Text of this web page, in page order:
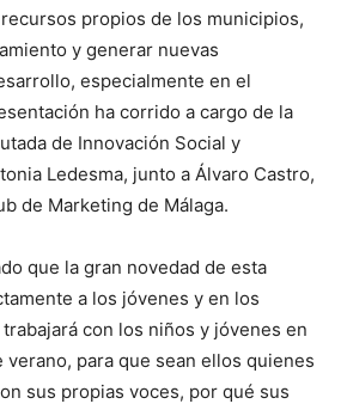
propios de los municipios,
y generar nuevas
especialmente en el
ha corrido a cargo de la
de Innovación Social y
Ledesma, junto a Álvaro Castro,
de Marketing de Málaga.
que la gran novedad de esta
a los jóvenes y en los
con los niños y jóvenes en
verano, para que sean ellos quienes
sus propias voces, por qué sus